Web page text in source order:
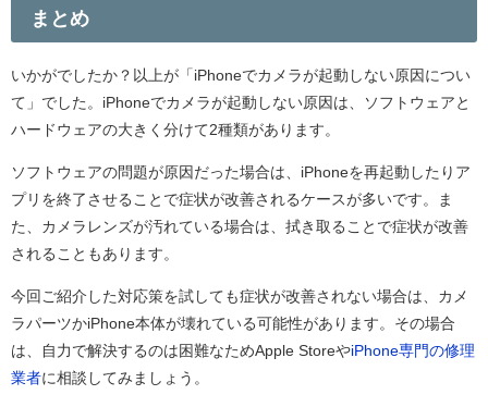
まとめ
いかがでしたか？以上が「iPhoneでカメラが起動しない原因につい
て」でした。iPhoneでカメラが起動しない原因は、ソフトウェアと
ハードウェアの大きく分けて2種類があります。
ソフトウェアの問題が原因だった場合は、iPhoneを再起動したりア
プリを終了させることで症状が改善されるケースが多いです。ま
た、カメラレンズが汚れている場合は、拭き取ることで症状が改善
されることもあります。
今回ご紹介した対応策を試しても症状が改善されない場合は、カメ
ラパーツかiPhone本体が壊れている可能性があります。その場合
は、自力で解決するのは困難なためApple StoreやiPhone専門の修理
業者に相談してみましょう。